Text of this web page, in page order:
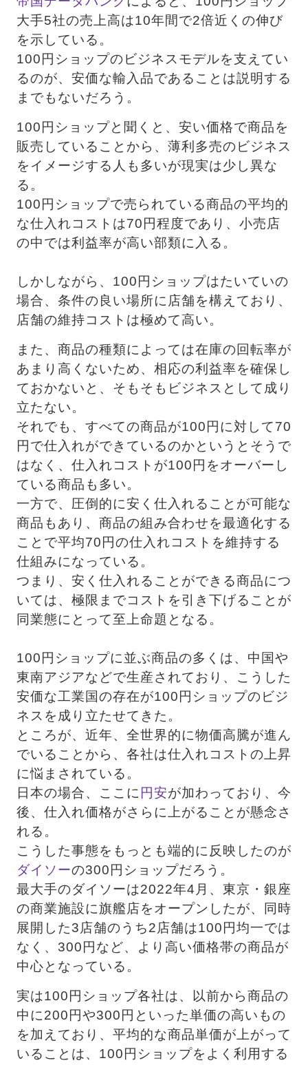
大手5社の売上高は10年間で2倍近くの伸び
を示している。
100円ショップのビジネスモデルを支えてい
るのが、安価な輸入品であることは説明する
までもないだろう。
100円ショップと聞くと、安い価格で商品を
販売していることから、薄利多売のビジネス
をイメージする人も多いが現実は少し異な
る。
100円ショップで売られている商品の平均的
な仕入れコストは70円程度であり、小売店
の中では利益率が高い部類に入る。
しかしながら、100円ショップはたいていの
場合、条件の良い場所に店舗を構えており、
店舗の維持コストは極めて高い。
また、商品の種類によっては在庫の回転率が
あまり高くないため、相応の利益率を確保し
ておかないと、そもそもビジネスとして成り
立たない。
それでも、すべての商品が100円に対して70
円で仕入れができているのかというとそうで
はなく、仕入れコストが100円をオーバーし
ている商品も多い。
一方で、圧倒的に安く仕入れることが可能な
商品もあり、商品の組み合わせを最適化する
ことで平均70円の仕入れコストを維持する
仕組みになっている。
つまり、安く仕入れることができる商品につ
いては、極限までコストを引き下げることが
同業態にとって至上命題となる。
100円ショップに並ぶ商品の多くは、中国や
東南アジアなどで生産されており、こうした
安価な工業国の存在が100円ショップのビジ
ネスを成り立たせてきた。
ところが、近年、全世界的に物価高騰が進ん
でいることから、各社は仕入れコストの上昇
に悩まされている。
日本の場合、ここに 円安が加わっており、今
後、仕入れ価格がさらに上がることが懸念さ
れる。
こうした事態をもっとも端的に反映したのが
ダイソーの300円ショップだろう。
最大手のダイソーは2022年4月、東京・銀座
の商業施設に旗艦店をオープンしたが、同時
展開した3店舗のうち2店舗は100円均一では
なく、300円など、より高い価格帯の商品が
中心となっている。
実は100円ショップ各社は、以前から商品の
中に200円や300円といった単価の高いもの
を加えており、平均的な商品単価が上がって
いることは、100円ショップをよく利用する